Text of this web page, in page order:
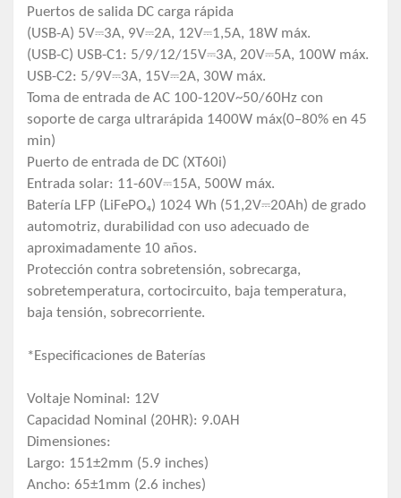
Puertos de salida DC carga rápida
(USB-A) 5V⎓3A, 9V⎓2A, 12V⎓1,5A, 18W máx.
(USB-C) USB-C1: 5/9/12/15V⎓3A, 20V⎓5A, 100W máx.
USB-C2: 5/9V⎓3A, 15V⎓2A, 30W máx.
Toma de entrada de AC 100-120V~50/60Hz con
soporte de carga ultrarápida 1400W máx(0–80% en 45
min)
Puerto de entrada de DC (XT60i)
Entrada solar: 11-60V⎓15A, 500W máx.
Batería LFP (LiFePO₄) 1024 Wh (51,2V⎓20Ah) de grado
automotriz, durabilidad con uso adecuado de
aproximadamente 10 años.
Protección contra sobretensión, sobrecarga,
sobretemperatura, cortocircuito, baja temperatura,
baja tensión, sobrecorriente.
*Especificaciones de Baterías
Voltaje Nominal: 12V
Capacidad Nominal (20HR): 9.0AH
Dimensiones:
Largo: 151±2mm (5.9 inches)
Ancho: 65±1mm (2.6 inches)